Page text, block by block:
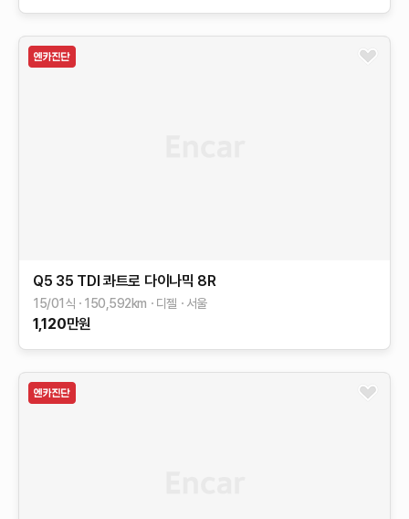
Q5 35 TDI 콰트로 다이나믹 8R
15/01식 150,592km 디젤 서울
1,120만원